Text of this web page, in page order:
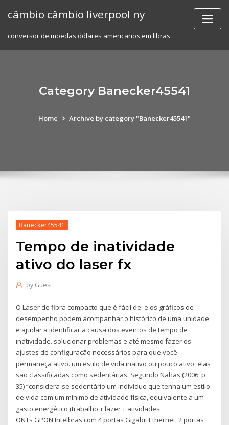
câmbio câmbio liverpool ny
conversor de moedas dólares americanos em libras
Category Banecker45541
Home Archive by category "Banecker45541"
Banecker45541
Tempo de inatividade
ativo do laser fx
by Guest
O Laser de fibra compacto que é fácil de: e os gráficos de
desempenho podem acompanhar o histórico de uma unidade
e ajudar a identificar a causa dos eventos de tempo de
inatividade. solucionar problemas e até mesmo fazer os
ajustes de configuração necessários para que você
permaneça ativo. um estilo de vida inativo ou pouco ativo, elas
são classificadas como sedentárias. Segundo Nahas (2006, p
35) “considera-se sedentário um indivíduo que tenha um estilo
de vida com um mínimo de atividade física, equivalente a um
gasto energético (trabalho + lazer + atividades
ONTs GPON Intelbras com 4 portas Gigabit Ethernet, 2 portas